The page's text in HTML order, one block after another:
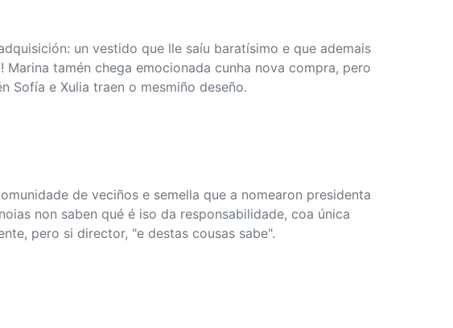
un vestido que lle saíu baratísimo e que ademais
tamén chega emocionada cunha nova compra, pero
Sofía e Xulia traen o mesmiño deseño.
de veciños e semella que a nomearon presidenta
non saben qué é iso da responsabilidade, coa única
pero si director, "e destas cousas sabe".